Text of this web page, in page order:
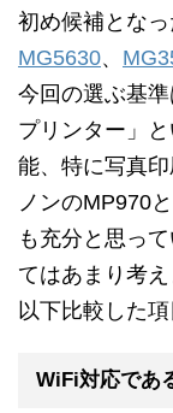
初め候補となっ
MG5630、
今回の選ぶ基
プリンター」
能、特に写真
ノンのMP970
も充分と思っ
てはあまり考え
以下比較した項
WiFi対応であ